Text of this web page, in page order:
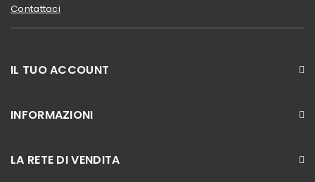
Contattaci
IL TUO ACCOUNT
INFORMAZIONI
LA RETE DI VENDITA